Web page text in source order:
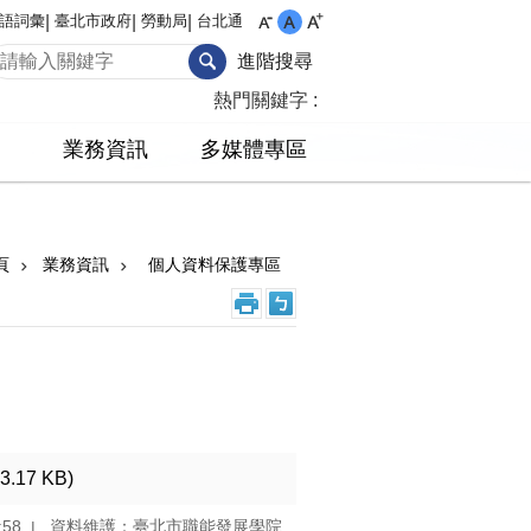
詞彙 臺北市政府 勞動局 台北通
進階搜尋
熱門關鍵字
業務資訊 多媒體專區
業務資訊 個人資料保護專區
KB)
資料維護：臺北市職能發展學院